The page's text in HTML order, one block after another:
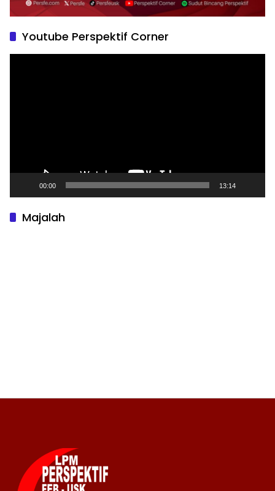
Youtube Perspektif Corner
00:00 13:14
Majalah